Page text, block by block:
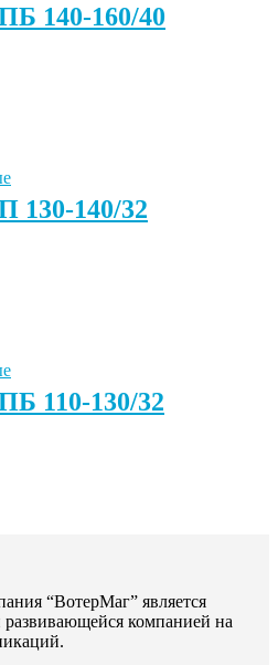
140-160/40
130-140/32
110-130/32
“ВотерМаг” является
компанией на